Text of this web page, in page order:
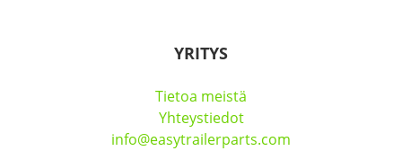
YRITYS
Tietoa meistä
Yhteystiedot
info@easytrailerparts.com